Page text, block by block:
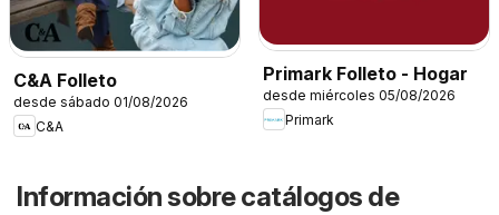
C&A Folleto
desde sábado 01/08/2026
C&A
Primark Folleto - Hogar
desde miércoles 05/08/2026
Primark
Información sobre catálogos de